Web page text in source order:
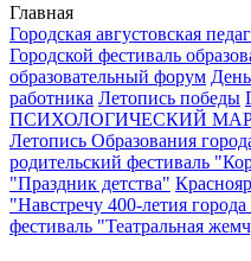
Главная
Городская августовская
Городской фестиваль
образовательный форум
работника Летопись победы
ПСИХОЛОГИЧЕСКИЙ
Летопись Образования
родительский фестиваль
"Праздник детства"
"Навстречу 400-летия
фестиваль "Театральная